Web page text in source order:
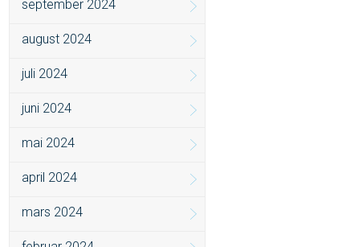
september 2024
august 2024
juli 2024
juni 2024
mai 2024
april 2024
mars 2024